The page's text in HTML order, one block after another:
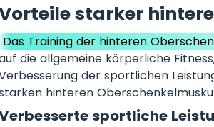
starker
Das Training der hinteren
die allgemeine körperliche
der sportlichen
hinteren
sportliche